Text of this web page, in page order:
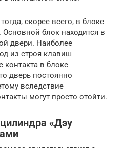
скорее всего, в блоке
блок находится в
двери. Наиболее
из строя клавиш
контакта в блоке
дверь постоянно
вследствие
могут просто отойти.
«Дэу